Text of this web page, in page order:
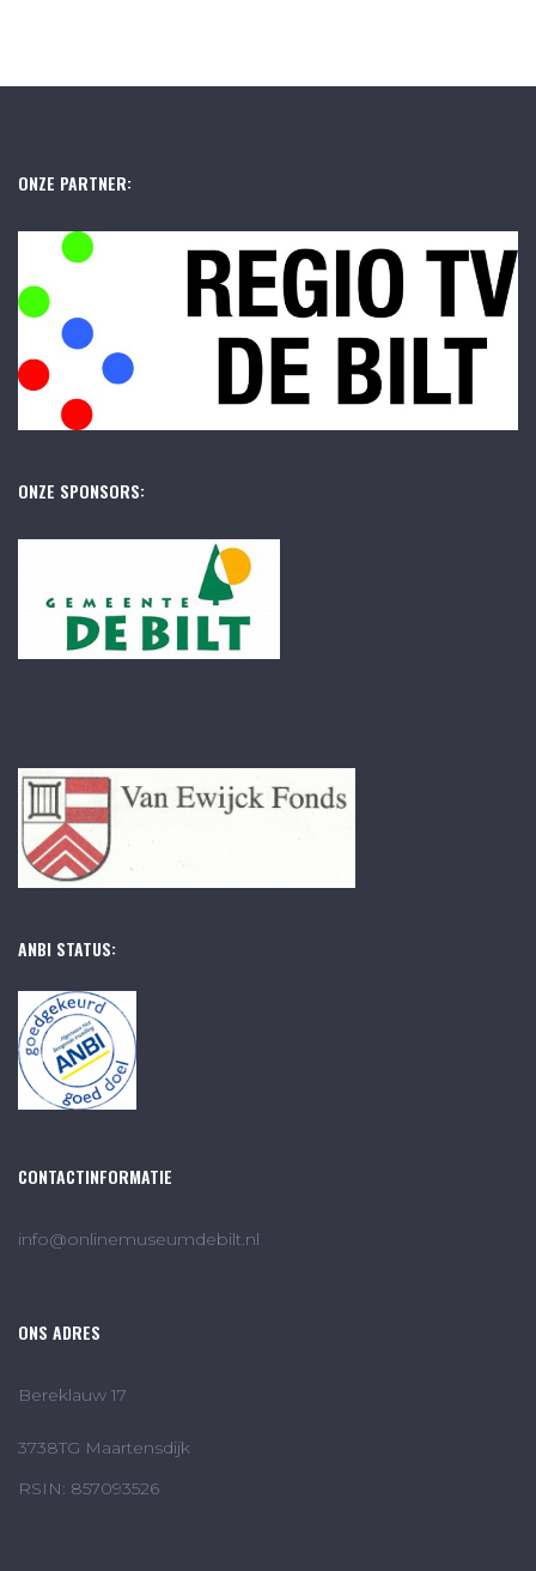
ONZE PARTNER:
ONZE SPONSORS:
ANBI STATUS:
CONTACTINFORMATIE
info@onlinemuseumdebilt.nl
ONS ADRES
Bereklauw 17
3738TG Maartensdijk
RSIN: 857093526